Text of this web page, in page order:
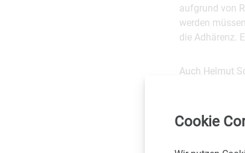
aufgrund von
werden
die Adhärenz.
Auch Helmut
und zu wissen,
mitzuerleben,
Cookie